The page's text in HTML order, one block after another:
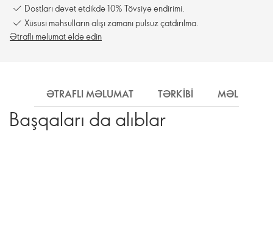
Dostları dəvət etdikdə 10% Tövsiyə endirimi.
Xüsusi məhsulların alışı zamanı pulsuz çatdırılma.
Ətraflı məlumat əldə edin
ƏTRAFLI MƏLUMAT TƏRKIBI MƏLUMAT
Başqaları da alıblar